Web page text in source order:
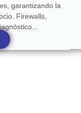
garantizando la
Firewalls,